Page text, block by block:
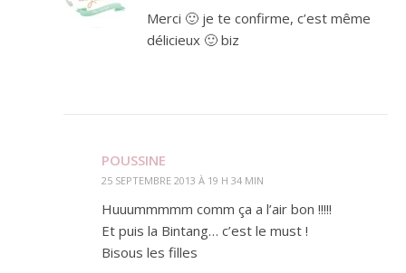
Merci 🙂 je te confirme, c’est même
délicieux 🙂 biz
POUSSINE
25 SEPTEMBRE 2013 À 19 H 34 MIN
Huuummmmm comm ça a l’air bon !!!!!
Et puis la Bintang… c’est le must !
Bisous les filles